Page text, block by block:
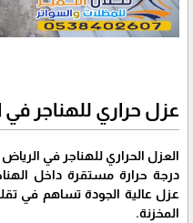
عزل حراري للهناجر في
العزل الحراري للهناجر في
درجة حرارة مستقرة داخل
عزل عالية الجودة تساهم في
المخزنة.